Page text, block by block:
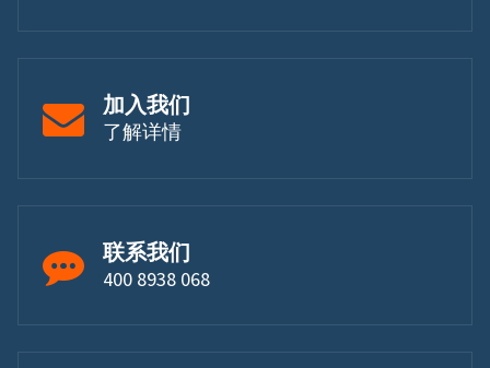
加入我们
了解详情
联系我们
400 8938 068